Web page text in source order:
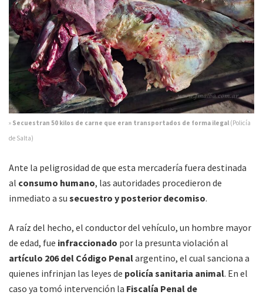
» Secuestran 50 kilos de carne que eran transportados de forma ilegal (Policía
de Salta)
Ante la peligrosidad de que esta mercadería fuera destinada
al consumo humano, las autoridades procedieron de
inmediato a su secuestro y posterior decomiso.
A raíz del hecho, el conductor del vehículo, un hombre mayor
de edad, fue infraccionado por la presunta violación al
artículo 206 del Código Penalargentino, el cual sanciona a
quienes infrinjan las leyes de policía sanitaria animal. En el
caso ya tomó intervención la Fiscalía Penal de